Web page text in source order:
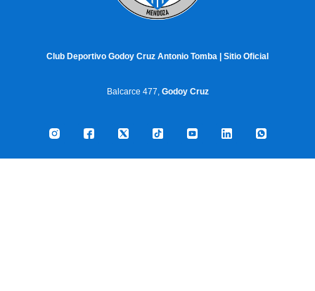
Club Deportivo Godoy Cruz Antonio Tomba | Sitio Oficial
Balcarce 477, Godoy Cruz